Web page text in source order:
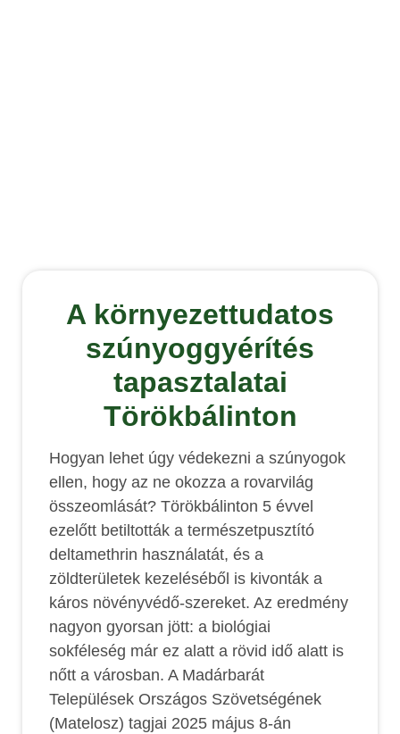
A környezettudatos
szúnyoggyérítés
tapasztalatai
Törökbálinton
Hogyan lehet úgy védekezni a szúnyogok
ellen, hogy az ne okozza a rovarvilág
összeomlását? Törökbálinton 5 évvel
ezelőtt betiltották a természetpusztító
deltamethrin használatát, és a
zöldterületek kezeléséből is kivonták a
káros növényvédő-szereket. Az eredmény
nagyon gyorsan jött: a biológiai
sokféleség már ez alatt a rövid idő alatt is
nőtt a városban. A Madárbarát
Települések Országos Szövetségének
(Matelosz) tagjai 2025 május 8-án